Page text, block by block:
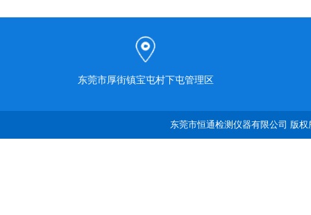
东莞市厚街镇宝屯村下屯管理区
东莞市恒通检测仪器有限公司 版